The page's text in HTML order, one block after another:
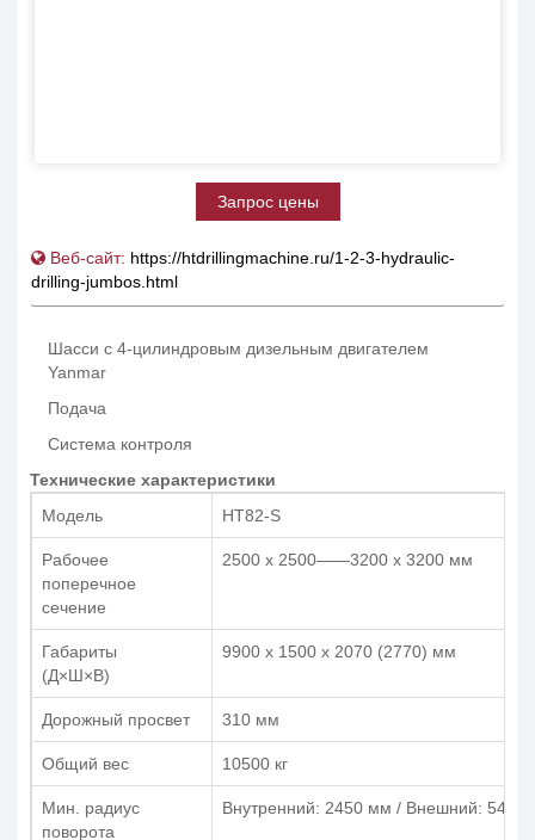
Запрос цены
Веб-сайт: https://htdrillingmachine.ru/1-2-3-hydraulic-
drilling-jumbos.html
Шасси с 4-цилиндровым дизельным двигателем
Yanmar
Подача
Система контроля
Технические характеристики
Модель
HT82-S
Рабочее
поперечное
сечение
2500 x 2500——3200 x 3200 мм
Габариты
(Д×Ш×В)
9900 x 1500 x 2070 (2770) мм
Дорожный просвет 310 мм
Общий вес 10500 кг
Мин. радиус
поворота
Внутренний: 2450 мм / Внешний: 5480